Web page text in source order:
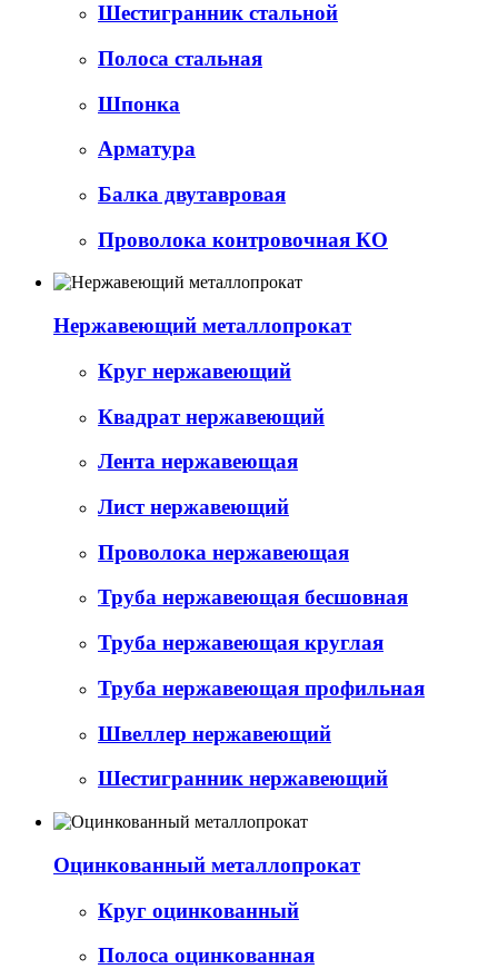
Шестигранник стальной
Полоса стальная
Шпонка
Арматура
Балка двутавровая
Проволока контровочная КО
Нержавеющий металлопрокат
Круг нержавеющий
Квадрат нержавеющий
Лента нержавеющая
Лист нержавеющий
Проволока нержавеющая
Труба нержавеющая бесшовная
Труба нержавеющая круглая
Труба нержавеющая профильная
Швеллер нержавеющий
Шестигранник нержавеющий
Оцинкованный металлопрокат
Круг оцинкованный
Полоса оцинкованная